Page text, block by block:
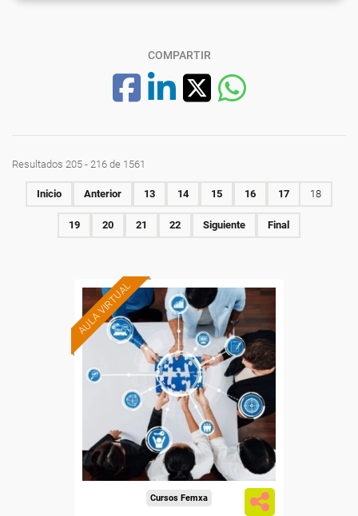
COMPARTIR
Resultados 205 - 216 de 1561
Inicio Anterior 13 14 15 16 17 18
19 20 21 22 Siguiente Final
AULA VIRTUAL Formación 100%
subvencionada.
Para trabajadores y
autónomos de Madrid.
Para todos los sectores.
Cursos Femxa